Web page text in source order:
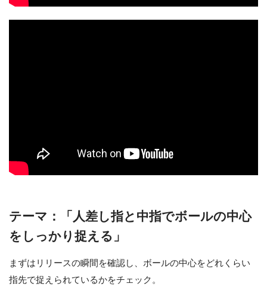
テーマ：「人差し指と中指でボールの中心
をしっかり捉える」
まずはリリースの瞬間を確認し、ボールの中心をどれくらい
指先で捉えられているかをチェック。